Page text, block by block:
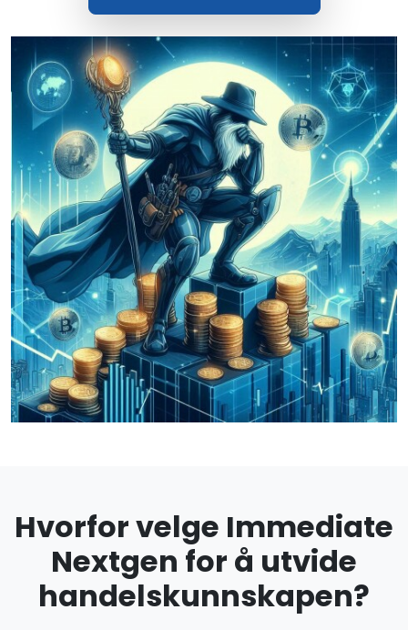
Hvorfor velge Immediate
Nextgen for å utvide
handelskunnskapen?